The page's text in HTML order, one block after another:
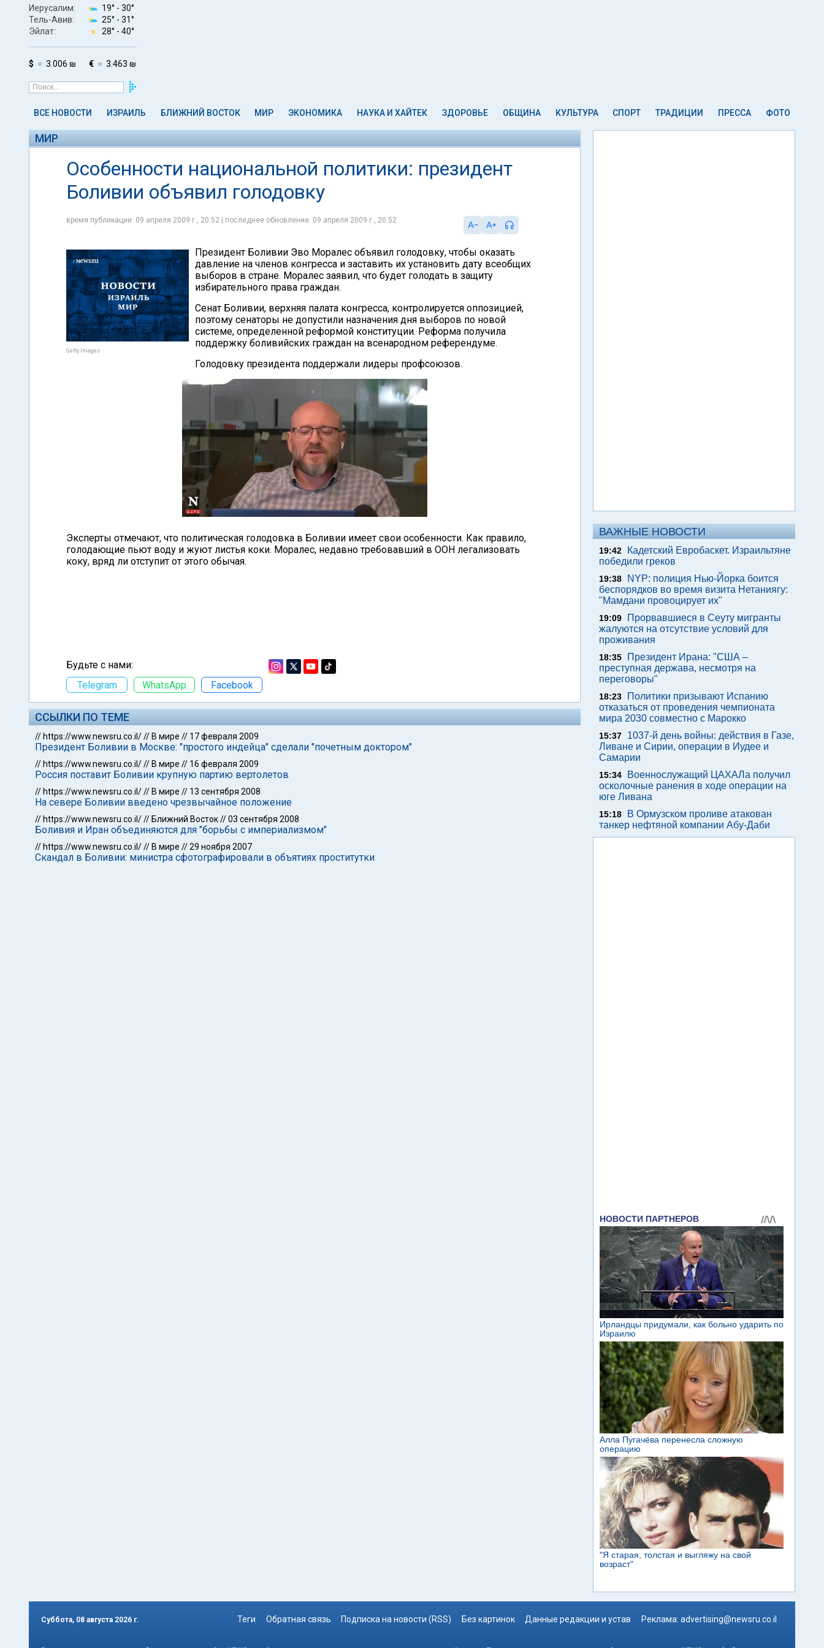
Иерусалим: 19° - 30°
Тель-Авив:
25° - 31°
Эйлат:
28° - 40°
$ 3.006 ₪ € 3.463 ₪
ВСЕ НОВОСТИ ИЗРАИЛЬ БЛИЖНИЙ ВОСТОК МИР ЭКОНОМИКА НАУКА И ХАЙТЕК ЗДОРОВЬЕ ОБЩИНА КУЛЬТУРА СПОРТ ТРАДИЦИИ ПРЕССА ФОТО
МИР
Особенности национальной политики: президент
Боливии объявил голодовку
время публикации: 09 апреля 2009 г., 20:52 | последнее обновление: 09 апреля 2009 г., 20:52
Getty Images
Президент Боливии Эво Моралес объявил голодовку, чтобы оказать
давление на членов конгресса и заставить их установить дату всеобщих
выборов в стране. Моралес заявил, что будет голодать в защиту
избирательного права граждан.
Сенат Боливии, верхняя палата конгресса, контролируется оппозицией,
поэтому сенаторы не допустили назначения дня выборов по новой
системе, определенной реформой конституции. Реформа получила
поддержку боливийских граждан на всенародном референдуме.
Голодовку президента поддержали лидеры профсоюзов.
Эксперты отмечают, что политическая голодовка в Боливии имеет свои особенности. Как правило,
голодающие пьют воду и жуют листья коки. Моралес, недавно требовавший в ООН легализовать
коку, вряд ли отступит от этого обычая.
Будьте с нами:
Telegram
WhatsApp Facebook
ССЫЛКИ ПО ТЕМЕ
// https://www.newsru.co.il/// В мире // 17 февраля 2009
Президент Боливии в Москве: "простого индейца" сделали "почетным доктором"
// https://www.newsru.co.il/// В мире // 16 февраля 2009
Россия поставит Боливии крупную партию вертолетов
// https://www.newsru.co.il/// В мире // 13 сентября 2008
На севере Боливии введено чрезвычайное положение
// https://www.newsru.co.il/// Ближний Восток//03 сентября 2008
Боливия и Иран объединяются для "борьбы с империализмом"
// https://www.newsru.co.il/// В мире //29 ноября 2007
Скандал в Боливии: министра сфотографировали в объятиях проститутки
ВАЖНЫЕ НОВОСТИ
19:42
Кадетский Евробаскет. Израильтяне
победили греков
19:38
NYP: полиция Нью-Йорка боится
беспорядков во время визита Нетаниягу:
"Мамдани провоцирует их"
19:09
Прорвавшиеся в Сеуту мигранты
жалуются на отсутствие условий для
проживания
18:35
Президент Ирана: "США –
преступная держава, несмотря на
переговоры"
18:23
Политики призывают Испанию
отказаться от проведения чемпионата
мира 2030 совместно с Марокко
15:37
1037-й день войны: действия в Газе,
Ливане и Сирии, операции в Иудее и
Самарии
15:34
Военнослужащий ЦАХАЛа получил
осколочные ранения в ходе операции на
юге Ливана
15:18
В Ормузском проливе атакован
танкер нефтяной компании Абу-Даби
Суббота, 08 августа 2026 г. Теги Обратная связь Подписка на новости (RSS) Без картинок Данные редакции и устав Реклама: advertising@newsru.co.il